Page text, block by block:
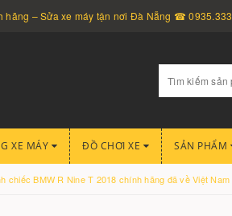
hãng – Sửa xe máy tận nơi Đà Nẵng ☎
XE MÁY ĐỒ CHƠI XE SẢN PHẨM
chiếc BMW R Nine T 2018 chính hãng đã về Việt Nam